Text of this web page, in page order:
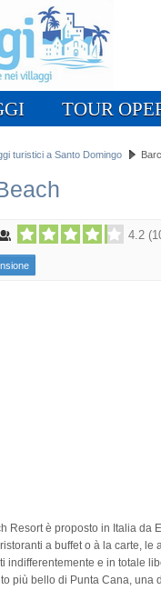
TOUR
turistici a Santo Domingo
4.2 (
Resort è proposto in Italia da
a buffet o à la carte, le
indifferentemente e in totale
più bello di Punta Cana, una